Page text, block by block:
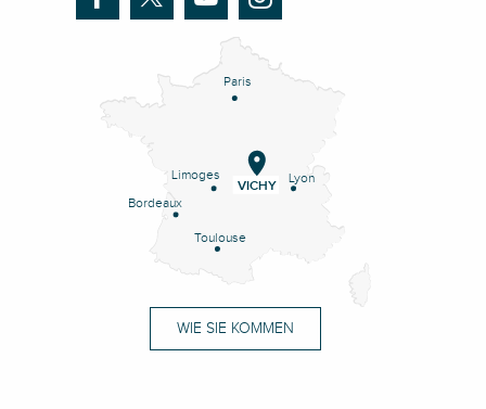
Paris
Lyon
Limoges
Bordeaux
Toulouse
VICHY
WIE SIE KOMMEN